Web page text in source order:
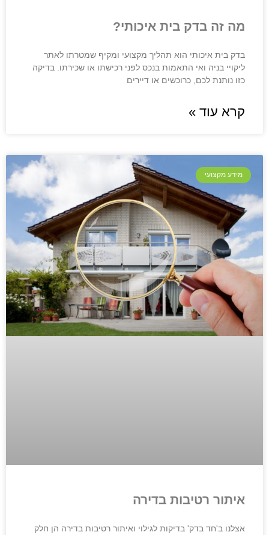
מה זה בדק בית איכותי?
בדק בית איכותי הוא תהליך מקצועי ומקיף שמטרתו לאתר
ליקויי בניה ואי התאמות בנכס לפני רכישתו או שכירתו. בדיקה
כזו נותנת לכם, כרוכשים או דיירים
קרא עוד »
מידע מקצועי
איתור רטיבות בדירה
אצלנו ב'חד בדק' בדיקות לגילוי ואיתור רטיבות בדירה הן חלק